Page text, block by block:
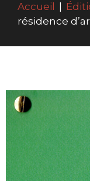
Accueil
résidence